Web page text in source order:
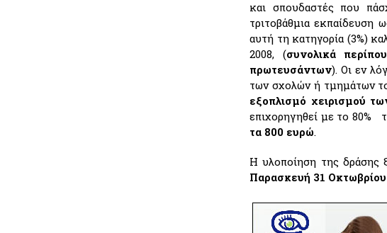
και σπουδαστές που
τριτοβάθμια
αυτή τη κατηγορία (3%)
2008, (συνολικά
πρωτευσάντων). Οι εν
των σχολών ή τμημάτων
εξοπλισμό χειρισμού
επιχορηγηθεί με το 80%
τα 800 ευρώ.
Η υλοποίηση της δράσης
Παρασκευή 31